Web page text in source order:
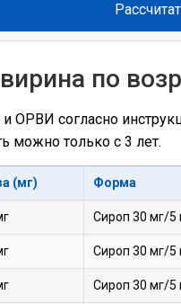
по
ОРВИ согласно
можно только с 3 лет.
(мг) Форма
Сироп 30 мг/5
Сироп 30 мг/5
Сироп 30 мг/5